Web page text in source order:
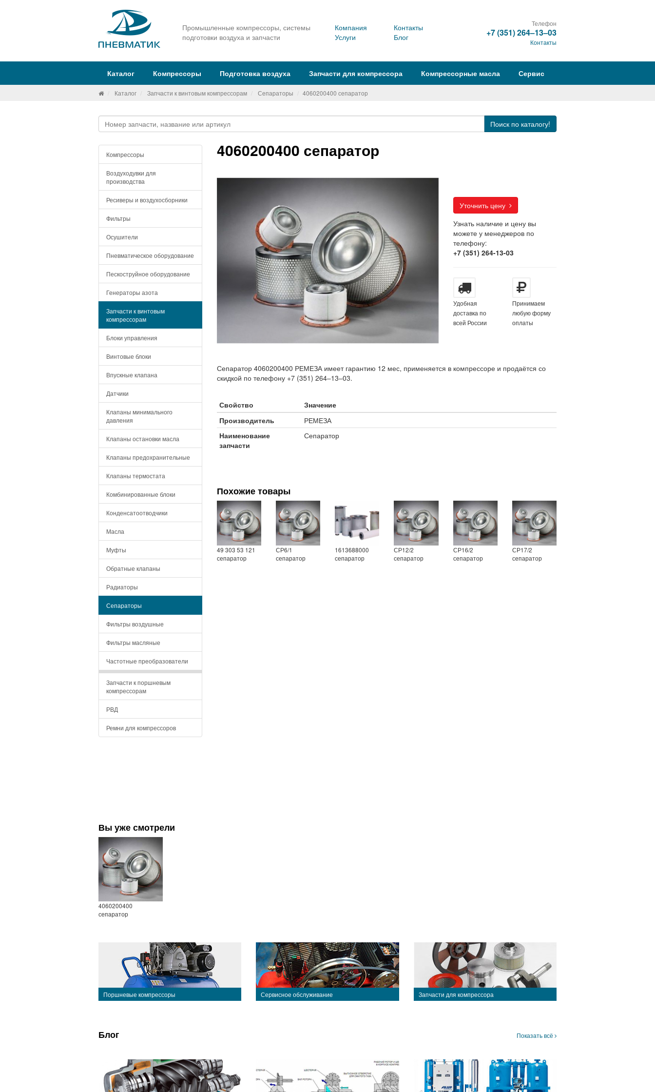
Промышленные компрессоры, системы
подготовки воздуха и запчасти
Компания
Услуги
Контакты
Блог
Телефон
+7 (351) 264‒13‒03
Контакты
Каталог Компрессоры Подготовка воздуха Запчасти для компрессора Компрессорные масла Сервис
Каталог Запчасти к винтовым компрессорам Сепараторы 4060200400 сепаратор
Поиск по каталогу!
Компрессоры
Воздуходувки для
производства
Ресиверы и воздухосборники
Фильтры
Осушители
Пневматическое оборудование
Пескоструйное оборудование
Генераторы азота
Запчасти к винтовым
компрессорам
Блоки управления
Винтовые блоки
Впускные клапана
Датчики
Клапаны минимального
давления
Клапаны остановки масла
Клапаны предохранительные
Клапаны термостата
Комбинированные блоки
Конденсатоотводчики
Масла
Муфты
Обратные клапаны
Радиаторы
Сепараторы
Фильтры воздушные
Фильтры масляные
Частотные преобразователи
Запчасти к поршневым
компрессорам
РВД
Ремни для компрессоров
4060200400 сепаратор
Уточнить цену
Узнать наличие и цену вы
можете у менеджеров по
телефону:
+7 (351) 264-13-03
Удобная
доставка по
всей России
Принимаем
любую форму
оплаты
Сепаратор 4060200400 РЕМЕЗА имеет гарантию 12 мес, применяется в компрессоре и продаётся со
скидкой по телефону +7 (351) 264‒13‒03.
Свойство
Значение
Производитель
РЕМЕЗА
Наименование
запчасти
Сепаратор
Похожие товары
49 303 53 121
сепаратор
СР6/1
сепаратор
1613688000
сепаратор
СР12/2
сепаратор
СР16/2
сепаратор
СР17/2
сепаратор
Вы уже смотрели
4060200400
сепаратор
Поршневые компрессоры Сервисное обслуживание Запчасти для компрессора
Блог Показать всё